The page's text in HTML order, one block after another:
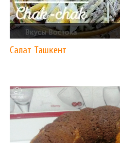
Салат Ташкент